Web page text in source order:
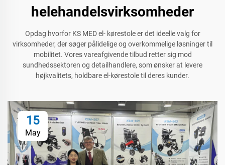
helehandelsvirksomheder
Opdag hvorfor KS MED el- kørestole er det ideelle valg for
virksomheder, der søger pålidelige og overkommelige løsninger til
mobilitet. Vores vareafgivende tilbud retter sig mod
sundhedssektoren og detailhandlere, som ønsker at levere
højkvalitets, holdbare el-kørestole til deres kunder.
15
May